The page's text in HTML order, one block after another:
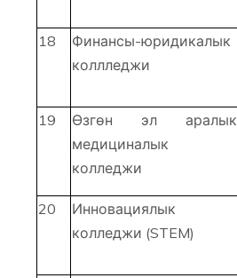
18
Финансы-юридикалык
коллледжи
19
Өзгөн эл аралык
медициналык
колледжи
20
Инновациялык
колледжи (STEM)